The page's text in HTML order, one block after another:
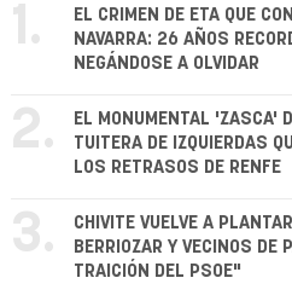
1.
EL CRIMEN DE ETA QUE
NAVARRA: 26 AÑOS
NEGÁNDOSE A OLVIDAR
2.
EL MONUMENTAL 'ZASCA'
TUITERA DE IZQUIERDAS
LOS RETRASOS DE RENFE
3.
CHIVITE VUELVE A
BERRIOZAR Y VECINOS DE
TRAICIÓN DEL PSOE"